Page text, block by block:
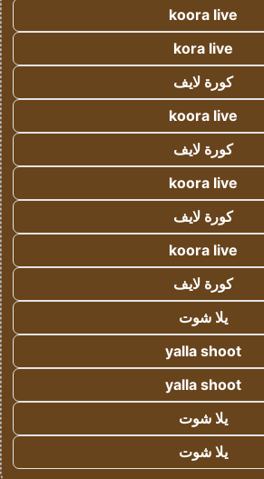
koora live
kora live
كورة لايف
koora live
كورة لايف
koora live
كورة لايف
koora live
كورة لايف
يلا شوت
yalla shoot
yalla shoot
يلا شوت
يلا شوت